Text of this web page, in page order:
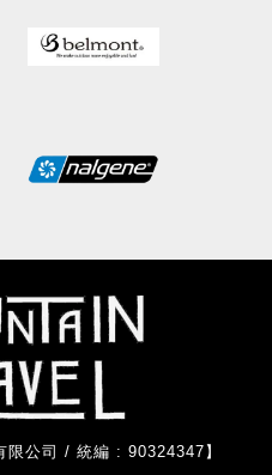
公司 / 統編 : 90324347】